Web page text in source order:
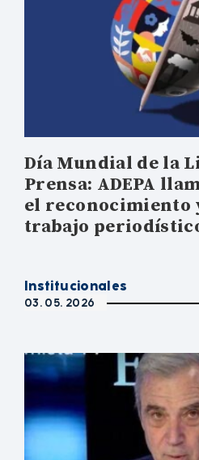
Día Mundial de la
Prensa: ADEPA
el reconocimiento
trabajo
Institucionales
03. 05. 2026